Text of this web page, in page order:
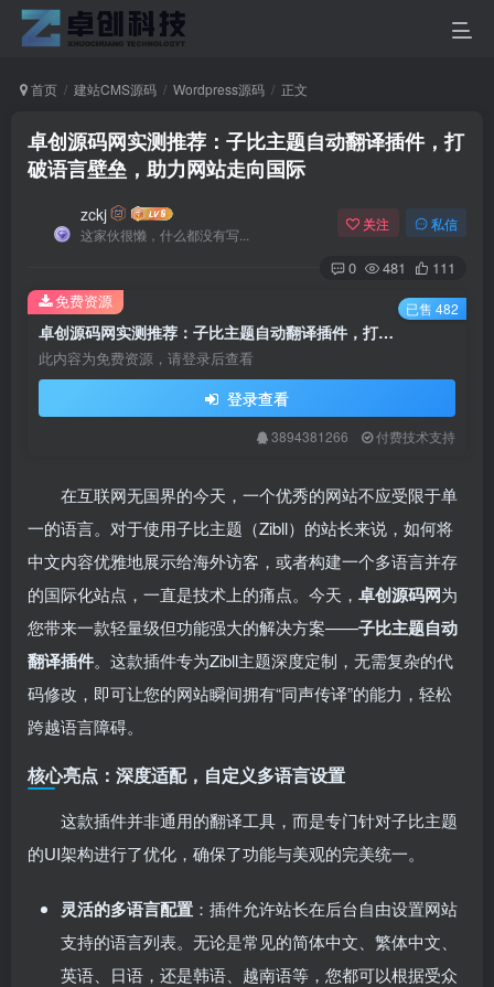
首页 建站CMS源码 Wordpress源码 正文
卓创源码网实测推荐：子比主题自动翻译插件，打
破语言壁垒，助力网站走向国际
zckj
这家伙很懒，什么都没有写...
关注 私信
0 481 111
卓创源码网实测推荐：子比主题自动翻译插件，打破语言壁垒，助力网站走向国际
此内容为免费资源，请登录后查看
登录查看
3894381266 付费技术支持
免费资源 已售 482
在互联网无国界的今天，一个优秀的网站不应受限于单
一的语言。对于使用子比主题（Zibll）的站长来说，如何将
中文内容优雅地展示给海外访客，或者构建一个多语言并存
的国际化站点，一直是技术上的痛点。今天， 卓创源码网为
您带来一款轻量级但功能强大的解决方案——子比主题自动
翻译插件。这款插件专为Zibll主题深度定制，无需复杂的代
码修改，即可让您的网站瞬间拥有“同声传译”的能力，轻松
跨越语言障碍。
核心亮点：深度适配，自定义多语言设置
这款插件并非通用的翻译工具，而是专门针对子比主题
的UI架构进行了优化，确保了功能与美观的完美统一。
灵活的多语言配置 ：插件允许站长在后台自由设置网站
支持的语言列表。无论是常见的简体中文、繁体中文、
英语、日语，还是韩语、越南语等，您都可以根据受众